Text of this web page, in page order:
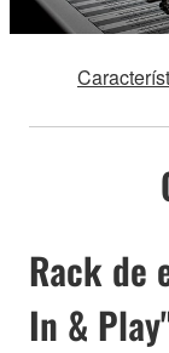
Rack de
In &